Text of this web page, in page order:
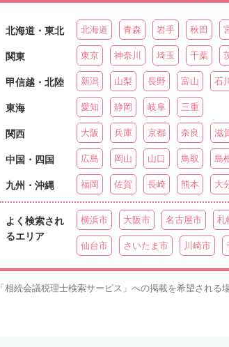
北海道・東北 北海道 青森 岩手 秋田
関東 東京 神奈川 埼玉 千葉
甲信越・北陸 新潟 山梨 長野 富山 石
東海 愛知 静岡 岐阜 三重
関西 大阪 兵庫 京都 奈良 滋
中国・四国 広島 岡山 山口 鳥取 島
九州・沖縄 福岡 佐賀 長崎 熊本 大
よく検索され
るエリア
横浜市 大阪市 名古屋市 札
仙台市 さいたま市 川崎市
「相続会議税理士検索サービス」への掲載を希望される